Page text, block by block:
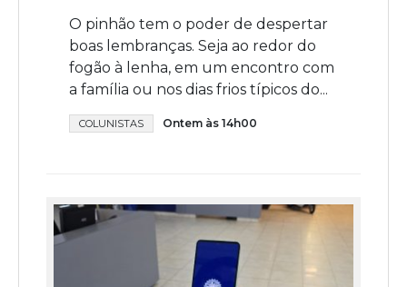
O pinhão tem o poder de despertar
boas lembranças. Seja ao redor do
fogão à lenha, em um encontro com
a família ou nos dias frios típicos do...
COLUNISTAS Ontem às 14h00